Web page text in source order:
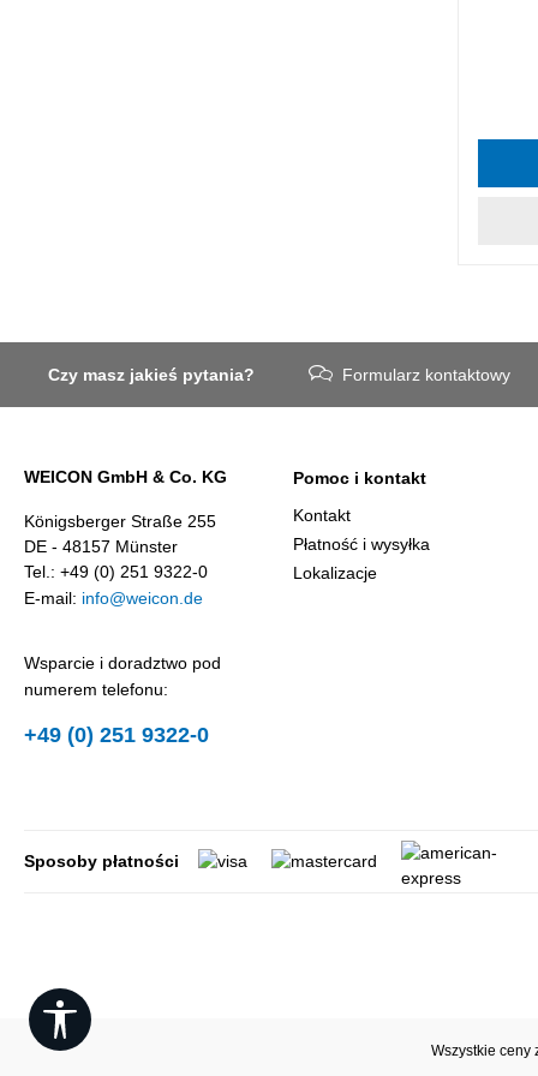
Czy masz jakieś pytania? Formularz kontaktowy
WEICON GmbH & Co. KG
Königsberger Straße 255
DE - 48157 Münster
Tel.: +49 (0) 251 9322-0
E-mail: info@weicon.de
Wsparcie i doradztwo pod
numerem telefonu:
+49 (0) 251 9322-0
Pomoc i kontakt
Kontakt
Płatność i wysyłka
Lokalizacje
Sposoby płatności
Wszystkie ceny
Show toolbar